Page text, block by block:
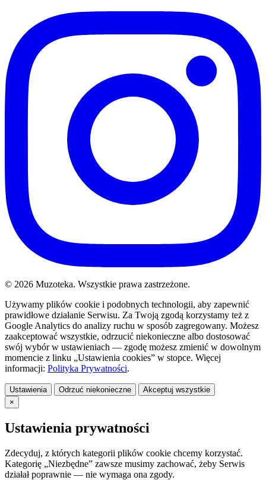
© 2026 Muzoteka. Wszystkie prawa zastrzeżone.
Używamy plików cookie i podobnych technologii, aby zapewnić
prawidłowe działanie Serwisu. Za Twoją zgodą korzystamy też z
Google Analytics do analizy ruchu w sposób zagregowany. Możesz
zaakceptować wszystkie, odrzucić niekonieczne albo dostosować
swój wybór w ustawieniach — zgodę możesz zmienić w dowolnym
momencie z linku „Ustawienia cookies” w stopce. Więcej
informacji: Polityka Prywatności.
Ustawienia Odrzuć niekonieczne
Akceptuj wszystkie
×
Ustawienia prywatności
Zdecyduj, z których kategorii plików cookie chcemy korzystać.
Kategorię „Niezbędne” zawsze musimy zachować, żeby Serwis
działał poprawnie — nie wymaga ona zgody.